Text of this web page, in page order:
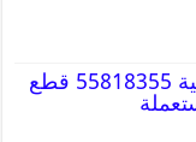
قطع غيار سيارات المانية 55818355 قطع